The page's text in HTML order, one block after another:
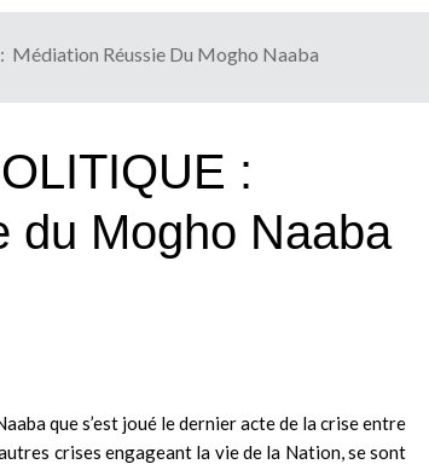
Réussie Du Mogho Naaba
:
du Mogho Naaba
que s’est joué le dernier acte de la crise entre
crises engageant la vie de la Nation, se sont